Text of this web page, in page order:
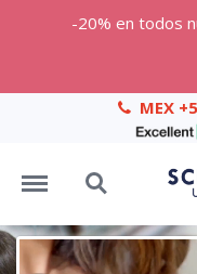
-20% en todos
MEX
Menu Search